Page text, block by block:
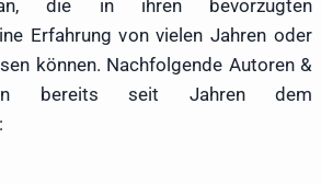
an, die in ihren bevorzugten
Erfahrung von vielen Jahren oder
können. Nachfolgende Autoren &
bereits seit Jahren dem